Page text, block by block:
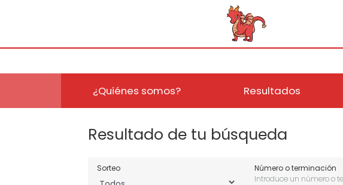
¿Quiénes somos? Resultados
Resultado de tu búsqueda
Sorteo
Número o terminación
Introduce un número o